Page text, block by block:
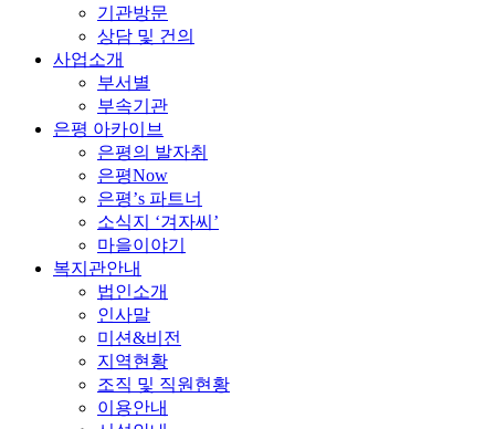
기관방문
상담 및 건의
사업소개
부서별
부속기관
은평 아카이브
은평의 발자취
은평Now
은평’s 파트너
소식지 ‘겨자씨’
마을이야기
복지관안내
법인소개
인사말
미션&비전
지역현황
조직 및 직원현황
이용안내